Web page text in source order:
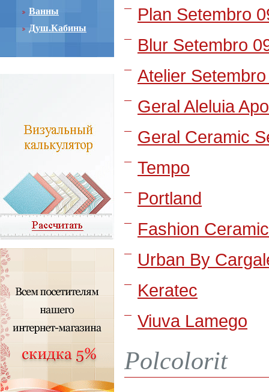
Ванны
Душ.Кабины
Plan Setembro
Blur Setembro
Atelier
Geral Aleluia
Geral Ceramic
Tempo
Portland
Fashion
Urban By
Keratec
Viuva Lamego
Polcolorit